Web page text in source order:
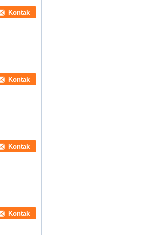
Kontak
Kontak
Kontak
Kontak